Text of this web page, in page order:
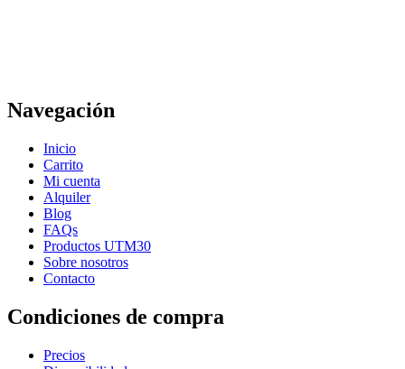
Navegación
Inicio
Carrito
Mi cuenta
Alquiler
Blog
FAQs
Productos UTM30
Sobre nosotros
Contacto
Condiciones de compra
Precios